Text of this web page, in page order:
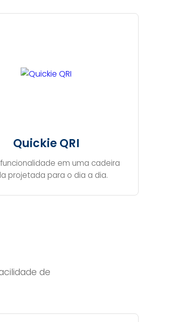
Quickie QRI
funcionalidade em uma cadeira
projetada para o dia a dia.
de